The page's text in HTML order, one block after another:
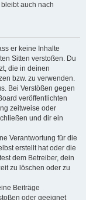
auch nach
er keine Inhalte
Sitten verstoßen. Du
die in deinen
bzw. zu verwenden.
Bei Verstößen gegen
veröffentlichten
zeitweise oder
und dir ein
Verantwortung für die
erstellt hat oder die
dem Betreiber, dein
zu löschen oder zu
Beiträge
oder geeignet